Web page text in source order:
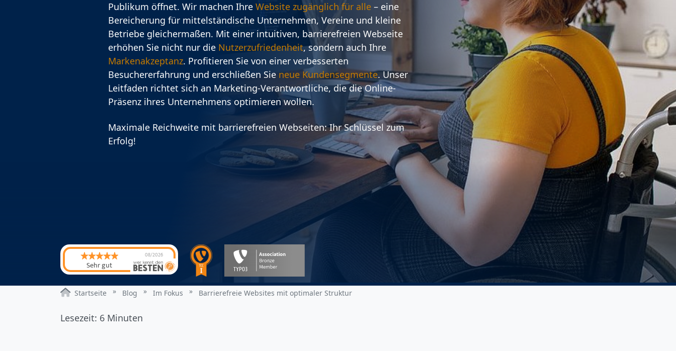
Publikum öffnet. Wir machen Ihre Website zugänglich für alle – eine
Bereicherung für mittelständische Unternehmen, Vereine und kleine
Betriebe gleichermaßen. Mit einer intuitiven, barrierefreien Webseite
erhöhen Sie nicht nur die Nutzerzufriedenheit, sondern auch Ihre
Markenakzeptanz. Profitieren Sie von einer verbesserten
Besuchererfahrung und erschließen Sie neue Kundensegmente. Unser
Leitfaden richtet sich an Marketing-Verantwortliche, die die Online-
Präsenz ihres Unternehmens optimieren wollen.
Maximale Reichweite mit barrierefreien Webseiten: Ihr Schlüssel zum
Erfolg!
Sehr gut
08/2026
Startseite Blog Im Fokus Barrierefreie Websites mit optimaler Struktur
Lesezeit: 6 Minuten